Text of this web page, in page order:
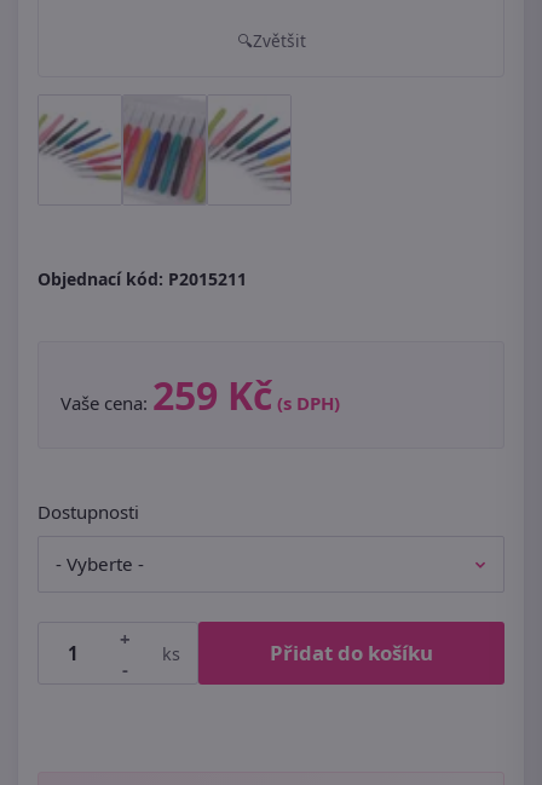
Zvětšit
Objednací kód: P2015211
Vaše cena: 259 Kč (s DPH)
Dostupnosti
+
-
ks Přidat do košíku